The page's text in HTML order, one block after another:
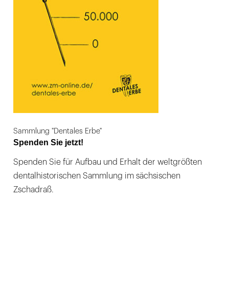
Sammlung "Dentales Erbe"
Spenden Sie jetzt!
Spenden Sie für Aufbau und Erhalt der weltgrößten
dentalhistorischen Sammlung im sächsischen
Zschadraß.